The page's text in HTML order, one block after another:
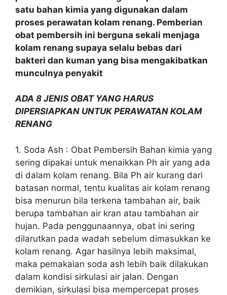
satu bahan kimia yang digunakan dalam
proses perawatan kolam renang. Pemberian
obat pembersih ini berguna sekali menjaga
kolam renang supaya selalu bebas dari
bakteri dan kuman yang bisa mengakibatkan
munculnya penyakit
ADA 8 JENIS OBAT YANG HARUS
DIPERSIAPKAN UNTUK PERAWATAN KOLAM
RENANG
1. Soda Ash : Obat Pembersih Bahan kimia yang
sering dipakai untuk menaikkan Ph air yang ada
di dalam kolam renang. Bila Ph air kurang dari
batasan normal, tentu kualitas air kolam renang
bisa menurun bila terkena tambahan air, baik
berupa tambahan air kran atau tambahan air
hujan. Pada penggunaannya, obat ini sering
dilarutkan pada wadah sebelum dimasukkan ke
kolam renang. Agar hasilnya lebih maksimal,
maka pemakaian soda ash lebih baik dilakukan
dalam kondisi sirkulasi air jalan. Dengan
demikian, sirkulasi bisa mempercepat proses